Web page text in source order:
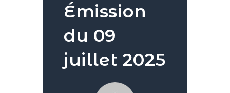
Émission
du 09
juillet 2025